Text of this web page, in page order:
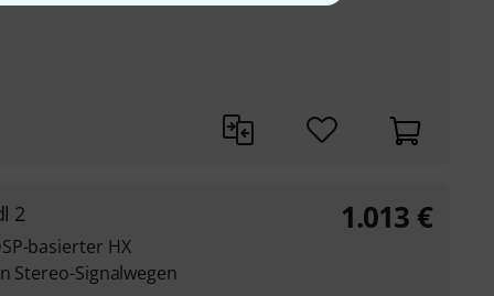
2
basierter HX
Stereo-Signalwegen
1.013 €